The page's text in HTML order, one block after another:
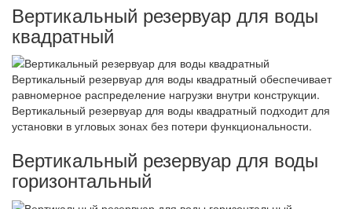
Вертикальный резервуар для воды
квадратный
Вертикальный резервуар для воды квадратный обеспечивает
равномерное распределение нагрузки внутри конструкции.
Вертикальный резервуар для воды квадратный подходит для
установки в угловых зонах без потери функциональности.
Вертикальный резервуар для воды
горизонтальный